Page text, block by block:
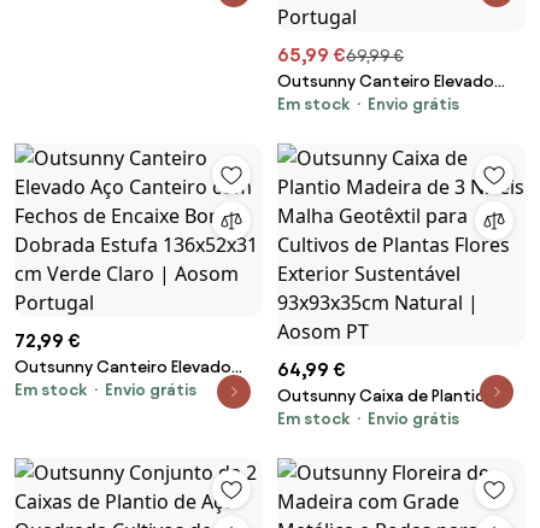
65,99 €69,99 €
Outsunny Canteiro Elevado
para Horta Externa 405L,
Galvanizado com Fundo
Aberto, para Plantas, Flores e
Efeito Madeira Escura | Aosom
Portugal
Em stock Envio grátis
72,99 €
Outsunny Canteiro Elevado
Aço Canteiro com Fechos de
Aosom Portugal
Em stock Envio grátis
64,99 €
Outsunny Caixa de Plantio
Madeira de 3 Níveis Malha
Plantas Flores Exterior
Sustentável 93x93x35cm
Em stock Envio grátis